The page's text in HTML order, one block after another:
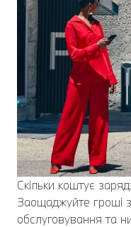
Скільки коштує
Заощаджуйте гроші
обслуговування та